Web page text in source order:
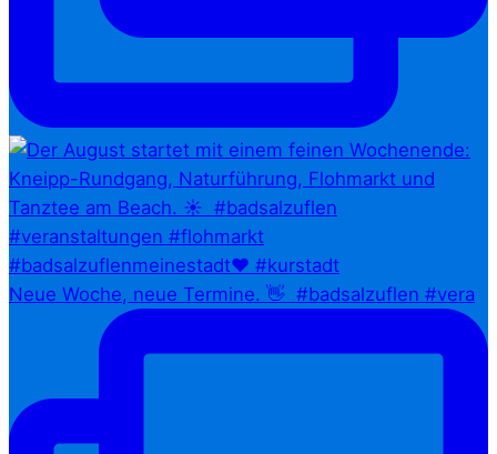
Neue Woche, neue Termine. 👋⁠ ⁠ #badsalzuflen #vera